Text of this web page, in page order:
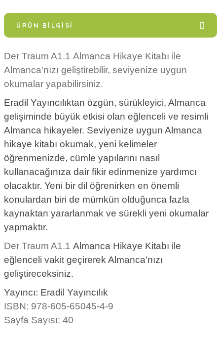
ÜRÜN BILGISI
Der Traum A1.1 Almanca Hikaye Kitabı ile
Almanca'nızı geliştirebilir, seviyenize uygun
okumalar yapabilirsiniz.
Eradil Yayıncılıktan özgün, sürükleyici, Almanca
gelişiminde büyük etkisi olan eğlenceli ve resimli
Almanca hikayeler. Seviyenize uygun Almanca
hikaye kitabı okumak, yeni kelimeler
öğrenmenizde, cümle yapılarını nasıl
kullanacağınıza dair fikir edinmenize yardımcı
olacaktır. Yeni bir dil öğrenirken en önemli
konulardan biri de mümkün olduğunca fazla
kaynaktan yararlanmak ve sürekli yeni okumalar
yapmaktır.
Der Traum A1.1 Almanca Hikaye Kitabı ile
eğlenceli vakit geçirerek Almanca'nızı
geliştireceksiniz.
Yayıncı: Eradil Yayıncılık
ISBN: 978-605-65045-4-9
Sayfa Sayısı: 40